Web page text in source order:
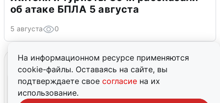
На информационном ресурсе применяются
cookie-файлы. Оставаясь на сайте, вы
подтверждаете свое согласие на их
использование.
об атаке БПЛА 5 августа
5 августа 0